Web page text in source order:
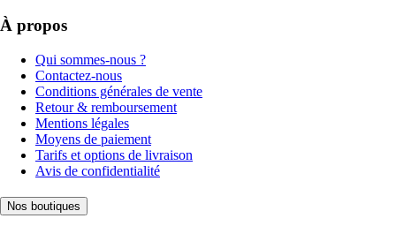
À propos
Qui sommes-nous ?
Contactez-nous
Conditions générales de vente
Retour & remboursement
Mentions légales
Moyens de paiement
Tarifs et options de livraison
Avis de confidentialité
Nos boutiques